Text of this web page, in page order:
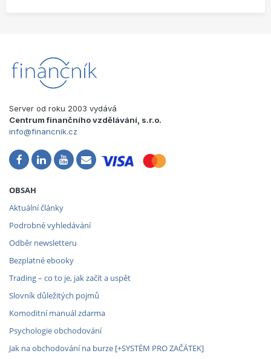
Server od roku 2003 vydává
Centrum finančního vzdělávání, s.r.o.
info@financnik.cz
OBSAH
Aktuální články
Podrobné vyhledávání
Odběr newsletteru
Bezplatné ebooky
Trading – co to je, jak začít a uspět
Slovník důležitých pojmů
Komoditní manuál zdarma
Psychologie obchodování
Jak na obchodování na burze [+SYSTÉM PRO ZAČÁTEK]